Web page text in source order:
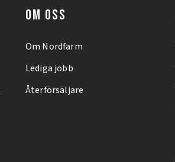
OM OSS
Om Nordfarm
Lediga jobb
Återförsäljare